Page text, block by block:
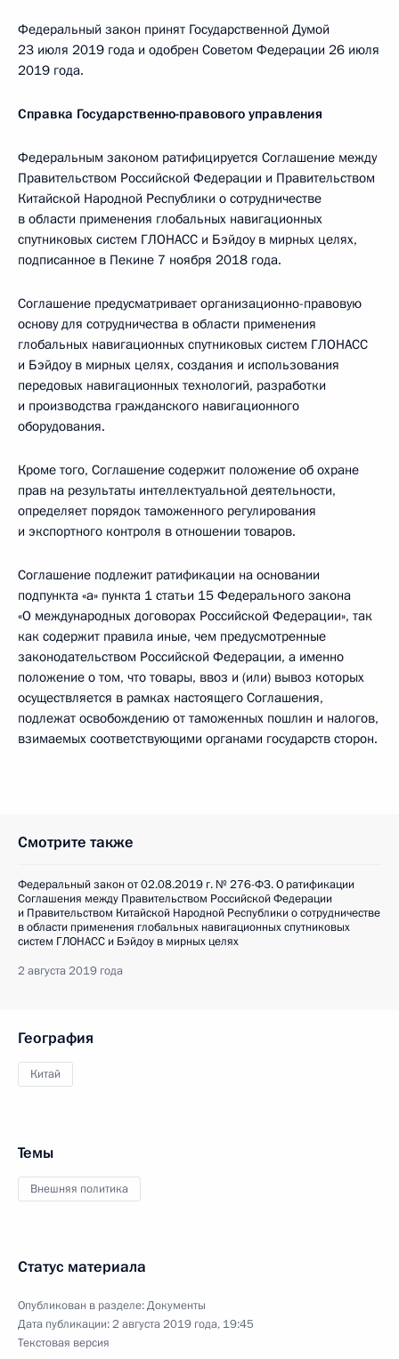
Федеральный закон принят Государственной Думой
23 июля 2019 года и одобрен Советом Федерации 26 июля
2019 года.
Справка Государственно-правового управления
Федеральным законом ратифицируется Соглашение между
Правительством Российской Федерации и Правительством
Китайской Народной Республики о сотрудничестве
в области применения глобальных навигационных
спутниковых систем ГЛОНАСС и Бэйдоу в мирных целях,
подписанное в Пекине 7 ноября 2018 года.
Соглашение предусматривает организационно-правовую
основу для сотрудничества в области применения
глобальных навигационных спутниковых систем ГЛОНАСС
и Бэйдоу в мирных целях, создания и использования
передовых навигационных технологий, разработки
и производства гражданского навигационного
оборудования.
Кроме того, Соглашение содержит положение об охране
прав на результаты интеллектуальной деятельности,
определяет порядок таможенного регулирования
и экспортного контроля в отношении товаров.
Соглашение подлежит ратификации на основании
подпункта «а» пункта 1 статьи 15 Федерального закона
«О международных договорах Российской Федерации», так
как содержит правила иные, чем предусмотренные
законодательством Российской Федерации, а именно
положение о том, что товары, ввоз и (или) вывоз которых
осуществляется в рамках настоящего Соглашения,
подлежат освобождению от таможенных пошлин и налогов,
взимаемых соответствующими органами государств сторон.
Смотрите также
Федеральный закон от 02.08.2019 г. № 276-ФЗ. О ратификации
Соглашения между Правительством Российской Федерации
и Правительством Китайской Народной Республики о сотрудничестве
в области применения глобальных навигационных спутниковых
систем ГЛОНАСС и Бэйдоу в мирных целях
2 августа 2019 года
География
Китай
Темы
Внешняя политика
Статус материала
Опубликован в разделе:Документы
Дата публикации:2 августа 2019 года, 19:45
Текстовая версия